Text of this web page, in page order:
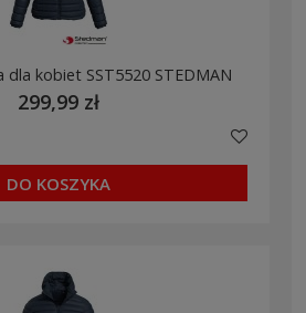
dla kobiet SST5520 STEDMAN
299,99 zł
DO KOSZYKA